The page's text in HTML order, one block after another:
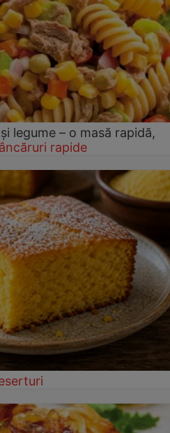
legume – o masă rapidă,
rapide